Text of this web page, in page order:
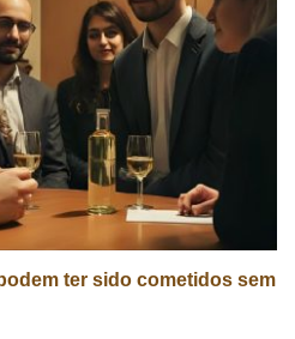
ter sido cometidos sem